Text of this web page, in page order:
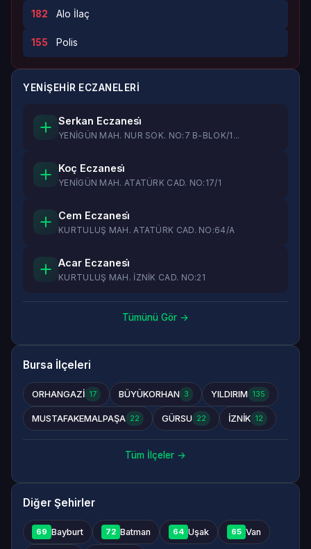
182 Alo İlaç
155 Polis
YENİŞEHİR ECZANELERI
Serkan Eczanesi̇
YENİGÜN MAH. NUR SOK. NO:7 B-BLOK/1...
Koç Eczanesi̇
YENİGÜN MAH. ATATÜRK CAD. NO:17/1
Cem Eczanesi̇
KURTULUŞ MAH. ATATÜRK CAD. NO:64/A
Acar Eczanesi̇
KURTULUŞ MAH. İZNİK CAD. NO:21
Tümünü Gör →
Bursa İlçeleri
ORHANGAZİ 17 BÜYÜKORHAN 3 YILDIRIM 135
MUSTAFAKEMALPAŞA 22 GÜRSU 22 İZNİK 12
Tüm İlçeler →
Diğer Şehirler
69 Bayburt 72 Batman 64 Uşak 65 Van